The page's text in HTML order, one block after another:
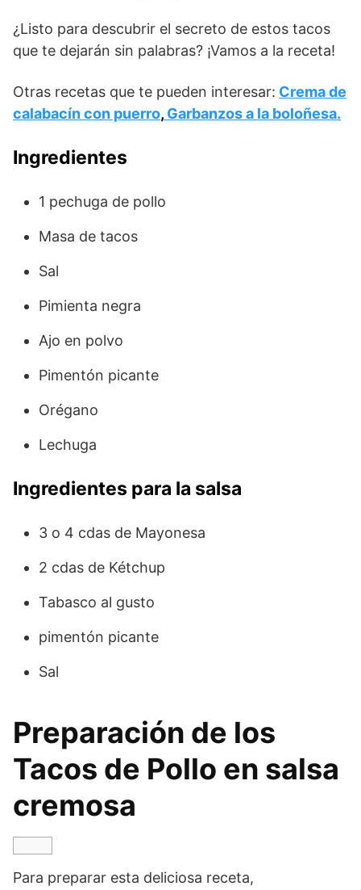
¿Listo para descubrir el secreto de estos tacos
que te dejarán sin palabras? ¡Vamos a la receta!
Otras recetas que te pueden interesar: Crema de
calabacín con puerro, Garbanzos a la boloñesa.
Ingredientes
1 pechuga de pollo
Masa de tacos
Sal
Pimienta negra
Ajo en polvo
Pimentón picante
Orégano
Lechuga
Ingredientes para la salsa
3 o 4 cdas de Mayonesa
2 cdas de Kétchup
Tabasco al gusto
pimentón picante
Sal
Preparación de los
Tacos de Pollo en salsa
cremosa
Para preparar esta deliciosa receta,